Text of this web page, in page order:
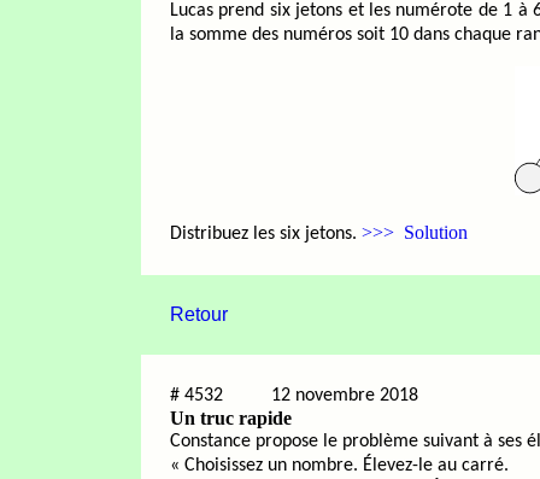
Lucas prend six jetons et les numérote de 1
la somme des numéros soit 10 dans chaque
Distribuez les six jetons. >>> Solution
Retour
# 4532 12 novembre 2018
Un truc rapide
Constance propose le problème suivant à ses
« Choisissez un nombre. Élevez-le au carré.